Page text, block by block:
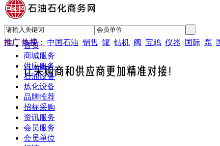
推广 热搜： 中国石油 销售 罐 钻机 阀 宝鸡 仪器 国际 泵
首页
商城服务
供应服务
石油设备
炼化设备
品牌推荐
招标采购
资讯服务
会员服务
会员单位